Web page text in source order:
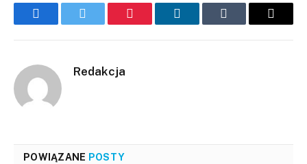
FacebookTwitter Pinterest LinkedInTumblr Email
Redakcja
POWIĄZANE POSTY